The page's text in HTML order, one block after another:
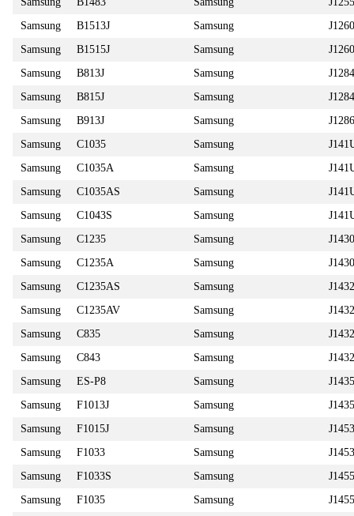
Samsung
B1513J Samsung
Samsung
B1515J Samsung
Samsung
B813J Samsung
J1284
Samsung
B815J Samsung
Samsung
B913J Samsung
J1286
Samsung
C1035 Samsung
Samsung
C1035A Samsung
Samsung
C1035AS Samsung
Samsung
C1043S Samsung
Samsung
C1235 Samsung
Samsung
C1235A Samsung
Samsung
C1235AS Samsung
Samsung
C1235AV Samsung
Samsung
C835 Samsung
Samsung
C843 Samsung
Samsung
ES-P8 Samsung
Samsung
F1013J Samsung
Samsung
F1015J Samsung
J1453
Samsung
F1033 Samsung
Samsung
F1033S Samsung
J1455
Samsung
F1035 Samsung